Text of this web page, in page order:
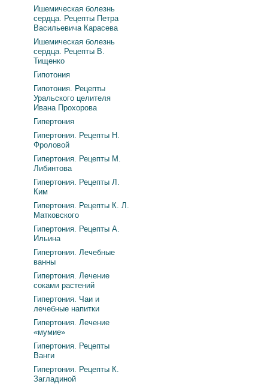
Ишемическая болезнь
сердца. Рецепты Петра
Васильевича Карасева
Ишемическая болезнь
сердца. Рецепты В.
Тищенко
Гипотония
Гипотония. Рецепты
Уральского целителя
Ивана Прохорова
Гипертония
Гипертония. Рецепты Н.
Фроловой
Гипертония. Рецепты М.
Либинтова
Гипертония. Рецепты Л.
Ким
Гипертония. Рецепты К. Л.
Матковского
Гипертония. Рецепты А.
Ильина
Гипертония. Лечебные
ванны
Гипертония. Лечение
соками растений
Гипертония. Чаи и
лечебные напитки
Гипертония. Лечение
«мумие»
Гипертония. Рецепты
Ванги
Гипертония. Рецепты К.
Загладиной